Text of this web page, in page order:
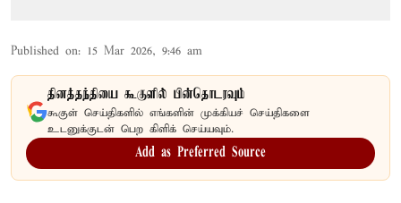
Published on: 15 Mar 2026, 9:46 am
தினத்தந்தியை கூகுளில் பின்தொடரவும்
கூகுள் செய்திகளில் எங்களின் முக்கியச் செய்திகளை
உடனுக்குடன் பெற கிளிக் செய்யவும்.
Add as Preferred Source